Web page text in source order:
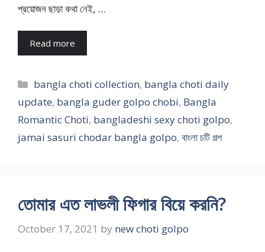
প্রয়োজন ছাড়া কথা নেই, …
Read more
Categories
bangla choti collection, bangla choti daily
update, bangla guder golpo chobi, Bangla
Romantic Choti, bangladeshi sexy choti golpo,
jamai sasuri chodar bangla golpo, বাংলা চটি গল্প
তোমার এত লাভলী ফিগার বিয়ে করনি?
October 17, 2021 by new choti golpo